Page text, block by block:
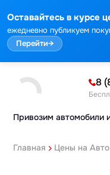
Оставайтесь в курсе
ежедневно публикуем
Перейти→
Привозим автомобили
8
Главная Цены на